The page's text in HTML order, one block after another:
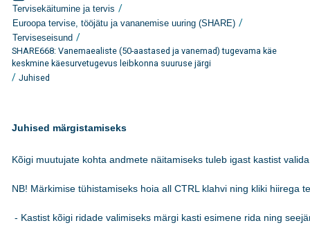
Tervisekäitumine ja tervis /
Euroopa tervise, tööjätu ja vananemise uuring (SHARE) /
Terviseseisund /
SHARE668: Vanemaealiste (50-aastased ja vanemad) tugevama käe
keskmine käesurvetugevus leibkonna suuruse järgi
/ Juhised
Juhised märgistamiseks
Kõigi muutujate kohta andmete näitamiseks tuleb igast kastist
NB! Märkimise tühistamiseks hoia all CTRL klahvi ning kliki hiirega
- Kastist kõigi ridade valimiseks märgi kasti esimene rida ning